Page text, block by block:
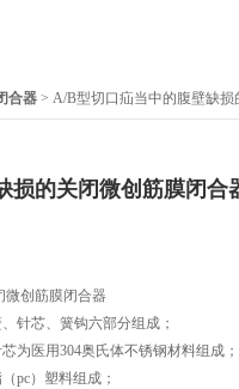
合器 > A/B型切口疝当中的腹壁缺
损的关闭微创筋膜闭合
微创筋膜闭合器
针芯、簧钩六部分组成；
为医用304奥氏体不锈钢材料组成；
pc）塑料组成；